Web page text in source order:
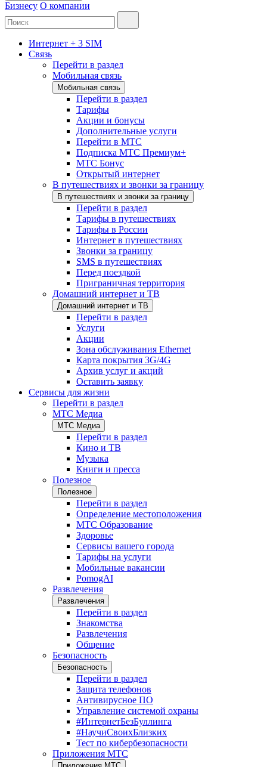
Бизнесу О компании
Интернет + 3 SIM
Связь
Перейти в раздел
Мобильная связь
Мобильная связь
Перейти в раздел
Тарифы
Акции и бонусы
Дополнительные услуги
Перейти в МТС
Подписка МТС Премиум+
МТС Бонус
Открытый интернет
В путешествиях и звонки за границу
В путешествиях и звонки за границу
Перейти в раздел
Тарифы в путешествиях
Тарифы в России
Интернет в путешествиях
Звонки за границу
SMS в путешествиях
Перед поездкой
Приграничная территория
Домашний интернет и ТВ
Домашний интернет и ТВ
Перейти в раздел
Услуги
Акции
Зона обслуживания Ethernet
Карта покрытия 3G/4G
Архив услуг и акций
Оставить заявку
Сервисы для жизни
Перейти в раздел
МТС Медиа
МТС Медиа
Перейти в раздел
Кино и ТВ
Музыка
Книги и пресса
Полезное
Полезное
Перейти в раздел
Определение местоположения
МТС Образование
Здоровье
Сервисы вашего города
Тарифы на услуги
Мобильные вакансии
PomogAI
Развлечения
Развлечения
Перейти в раздел
Знакомства
Развлечения
Общение
Безопасность
Безопасность
Перейти в раздел
Защита телефонов
Антивирусное ПО
Управление системой охраны
#ИнтернетБезБуллинга
#НаучиСвоихБлизких
Тест по кибербезопасности
Приложения МТС